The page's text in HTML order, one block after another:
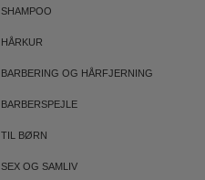
SHAMPOO
HÅRKUR
BARBERING OG HÅRFJERNING
BARBERSPEJLE
TIL BØRN
SEX OG SAMLIV